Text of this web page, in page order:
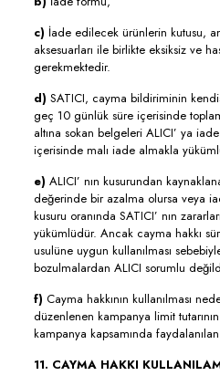
c) İade edilecek ürünlerin kutusu,
aksesuarları ile birlikte eksiksiz ve
gerekmektedir.
d) SATICI, cayma bildiriminin
geç 10 günlük süre içerisinde
altına sokan belgeleri ALICI’ ya
içerisinde malı iade almakla
e) ALICI’ nın kusurundan
değerinde bir azalma olursa veya
kusuru oranında SATICI’ nın
yükümlüdür. Ancak cayma hakkı
usulüne uygun kullanılması
bozulmalardan ALICI sorumlu
f) Cayma hakkının kullanılması
düzenlenen kampanya limit
kampanya kapsamında
11. CAYMA HAKKI